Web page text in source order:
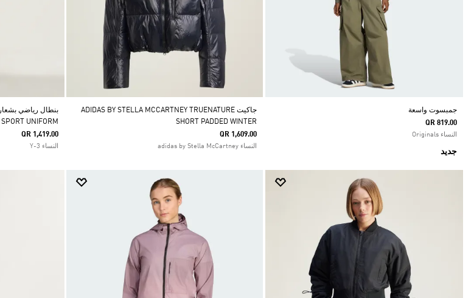
جمبسوت واسعة
QR 819.00
النساء Originals
جديد
جاكيت ADIDAS BY STELLA MCCARTNEY TRUENATURE
SHORT PADDED WINTER
QR 1,609.00
النساء adidas by Stella McCartney
SPORT UNIFORM
QR 1,419.00
النساء Y-3